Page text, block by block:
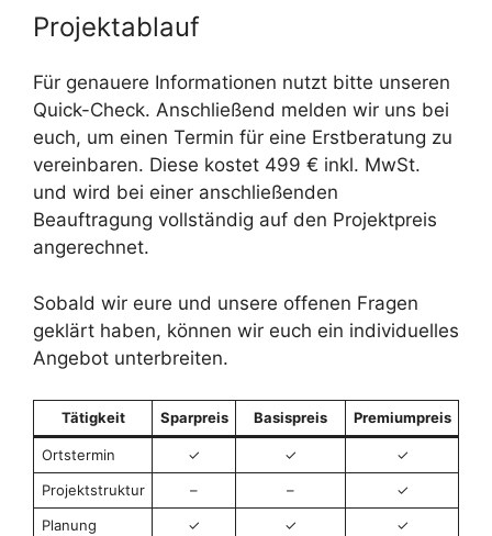
Projektablauf
Für genauere Informationen nutzt bitte unseren
Quick-Check. Anschließend melden wir uns bei
euch, um einen Termin für eine Erstberatung zu
vereinbaren. Diese kostet 499 € inkl. MwSt.
und wird bei einer anschließenden
Beauftragung vollständig auf den Projektpreis
angerechnet.
Sobald wir eure und unsere offenen Fragen
geklärt haben, können wir euch ein individuelles
Angebot unterbreiten.
Tätigkeit Sparpreis Basispreis Premiumpreis
Ortstermin ✓︎ ✓︎
✓︎
Projektstruktur
– –
✓︎
Planung
✓︎ ✓︎
✓︎